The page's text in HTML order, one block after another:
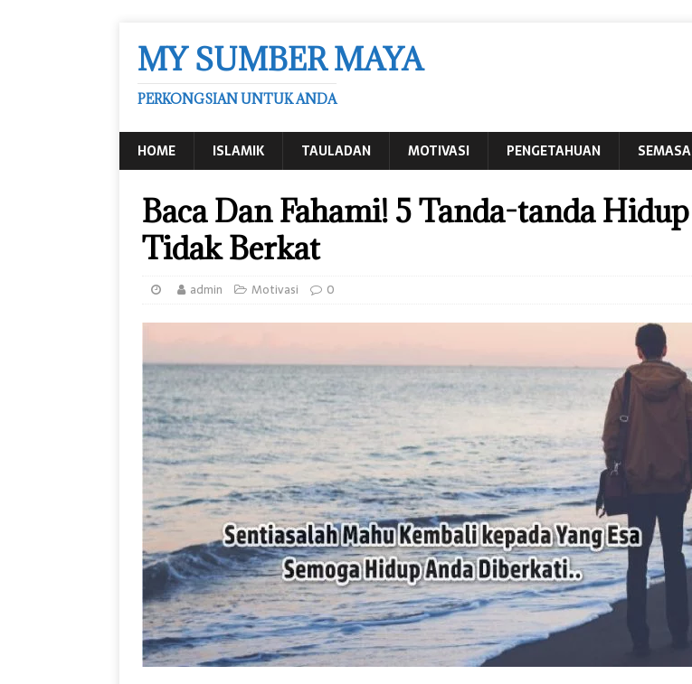
MY SUMBER MAYA
PERKONGSIAN UNTUK ANDA
HOME ISLAMIK TAULADAN MOTIVASI PENGETAHUAN SEMASA
Baca Dan Fahami! 5 Tanda-tanda Hidup
Tidak Berkat
admin Motivasi 0